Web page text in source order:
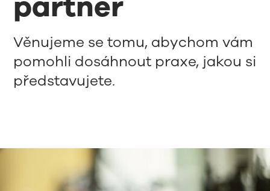
Věnujeme se tomu, abychom vám
pomohli dosáhnout praxe, jakou si
představujete.